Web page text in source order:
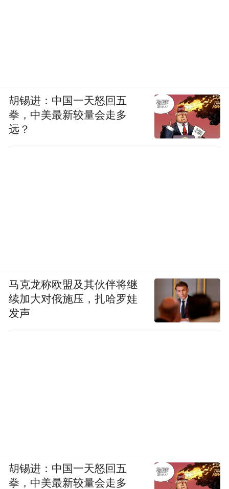
胡锡进：中国一天怒回五
拳，中美最新较量会走多
远？
马克龙称欧盟及其伙伴将继
续加大对俄施压，扎哈罗娃
发声
胡锡进：中国一天怒回五
拳，中美最新较量会走多